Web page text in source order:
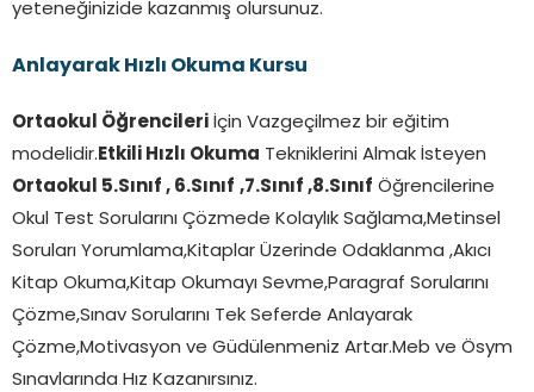
yeteneğinizide kazanmış olursunuz.
Anlayarak Hızlı Okuma Kursu
Ortaokul Öğrencileri İçin Vazgeçilmez bir eğitim
modelidir.Etkili Hızlı Okuma Tekniklerini Almak İsteyen
Ortaokul 5.Sınıf , 6.Sınıf ,7.Sınıf ,8.Sınıf Öğrencilerine
Okul Test Sorularını Çözmede Kolaylık Sağlama,Metinsel
Soruları Yorumlama,Kitaplar Üzerinde Odaklanma ,Akıcı
Kitap Okuma,Kitap Okumayı Sevme,Paragraf Sorularını
Çözme,Sınav Sorularını Tek Seferde Anlayarak
Çözme,Motivasyon ve Güdülenmeniz Artar.Meb ve Ösym
Sınavlarında Hız Kazanırsınız.